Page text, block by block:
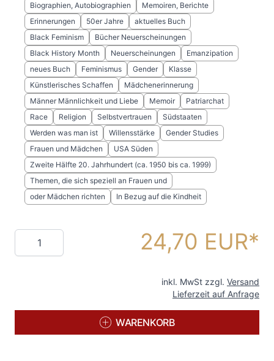
Biographien, Autobiographien
Memoiren, Berichte
Erinnerungen
50er Jahre
aktuelles Buch
Black Feminism
Bücher Neuerscheinungen
Black History Month
Neuerscheinungen
Emanzipation
neues Buch
Feminismus Gender
Klasse
Künstlerisches Schaffen
Mädchenerinnerung
Männer Männlichkeit und Liebe
Memoir
Patriarchat
Race
Religion Selbstvertrauen
Südstaaten
Werden was man ist
Willensstärke
Gender Studies
Frauen und Mädchen
USA Süden
Zweite Hälfte 20. Jahrhundert (ca. 1950 bis ca. 1999)
Themen, die sich speziell an Frauen und
oder Mädchen richten
In Bezug auf die Kindheit
Menge 24,70 EUR
inkl. MwSt zzgl. Versand
Lieferzeit auf Anfrage
WARENKORB